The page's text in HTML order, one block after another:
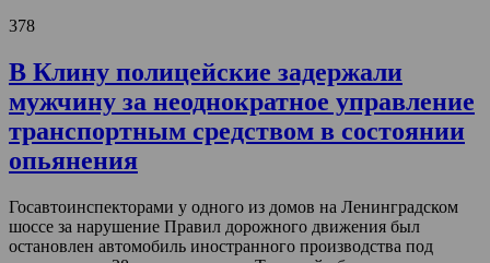
378
В Клину полицейские задержали
мужчину за неоднократное управление
транспортным средством в состоянии
опьянения
Госавтоинспекторами у одного из домов на Ленинградском
шоссе за нарушение Правил дорожного движения был
остановлен автомобиль иностранного производства под